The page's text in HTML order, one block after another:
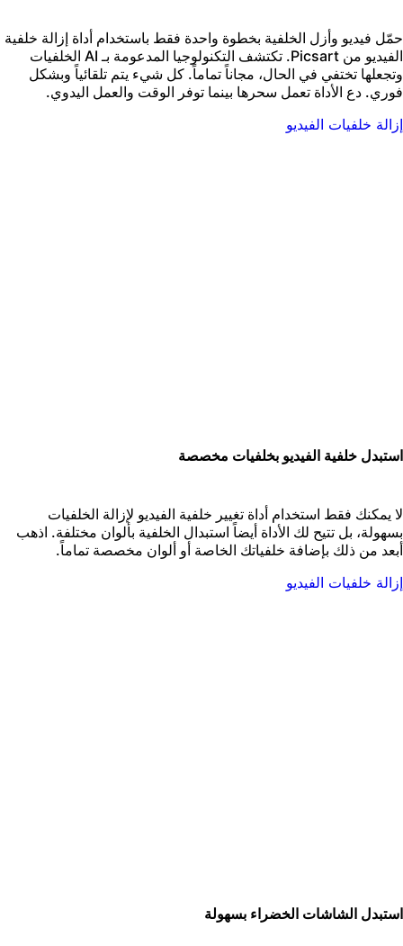
فيديو وأزل الخلفية بخطوة واحدة فقط باستخدام أداة إزالة خلفية
الفيديو من Picsart. تكتشف التكنولوجيا المدعومة بـ AI الخلفيات
تختفي في الحال، مجاناً تماماً. كل شيء يتم تلقائياً وبشكل
دع الأداة تعمل سحرها بينما توفر الوقت والعمل اليدوي.
خلفيات الفيديو
خلفية الفيديو بخلفيات مخصصة
يمكنك فقط استخدام أداة تغيير خلفية الفيديو لإزالة الخلفيات
بل تتيح لك الأداة أيضاً استبدال الخلفية بألوان مختلفة. اذهب
من ذلك بإضافة خلفياتك الخاصة أو ألوان مخصصة تماماً.
خلفيات الفيديو
الشاشات الخضراء بسهولة